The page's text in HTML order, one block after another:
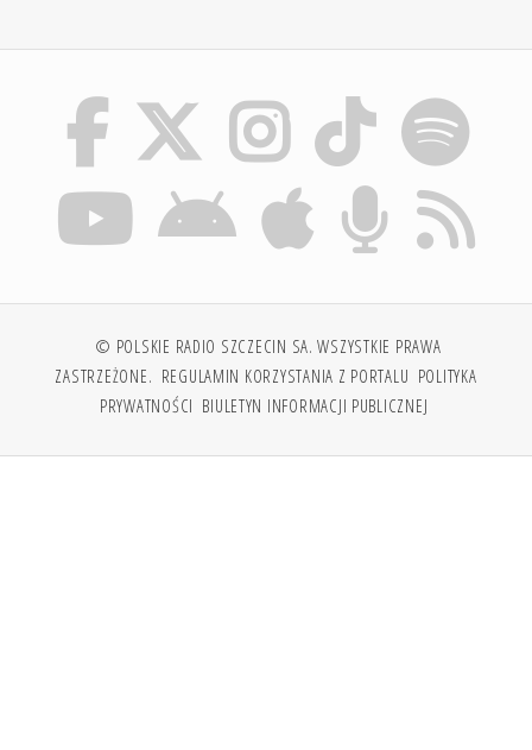
© POLSKIE RADIO SZCZECIN SA. WSZYSTKIE PRAWA
ZASTRZEŻONE. REGULAMIN KORZYSTANIA Z PORTALU POLITYKA
PRYWATNOŚCI BIULETYN INFORMACJI PUBLICZNEJ